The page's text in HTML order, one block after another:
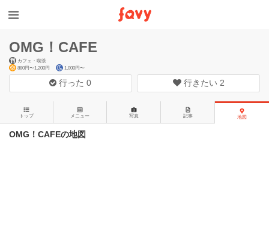
OMG！CAFE
カフェ・喫茶
880円〜1,200円
1,000円〜
行った0 行きたい 2
トップ メニュー 写真 記事 地図
OMG！CAFEの地図